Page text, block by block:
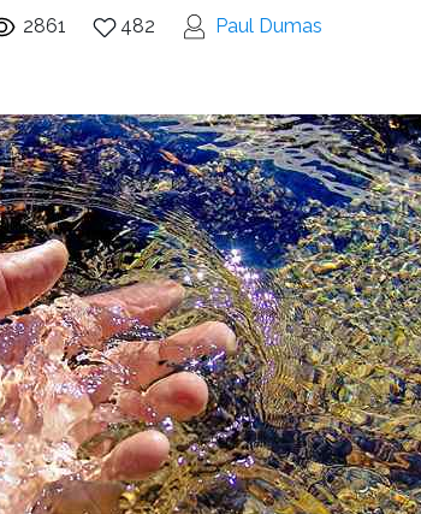
2861 482 Paul Dumas